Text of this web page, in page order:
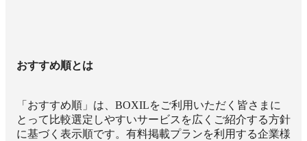
おすすめ順とは
「おすすめ順」は、BOXILをご利用いただく皆さまに
とって比較選定しやすいサービスを広くご紹介する方針
に基づく表示順です。有料掲載プランを利用する企業様